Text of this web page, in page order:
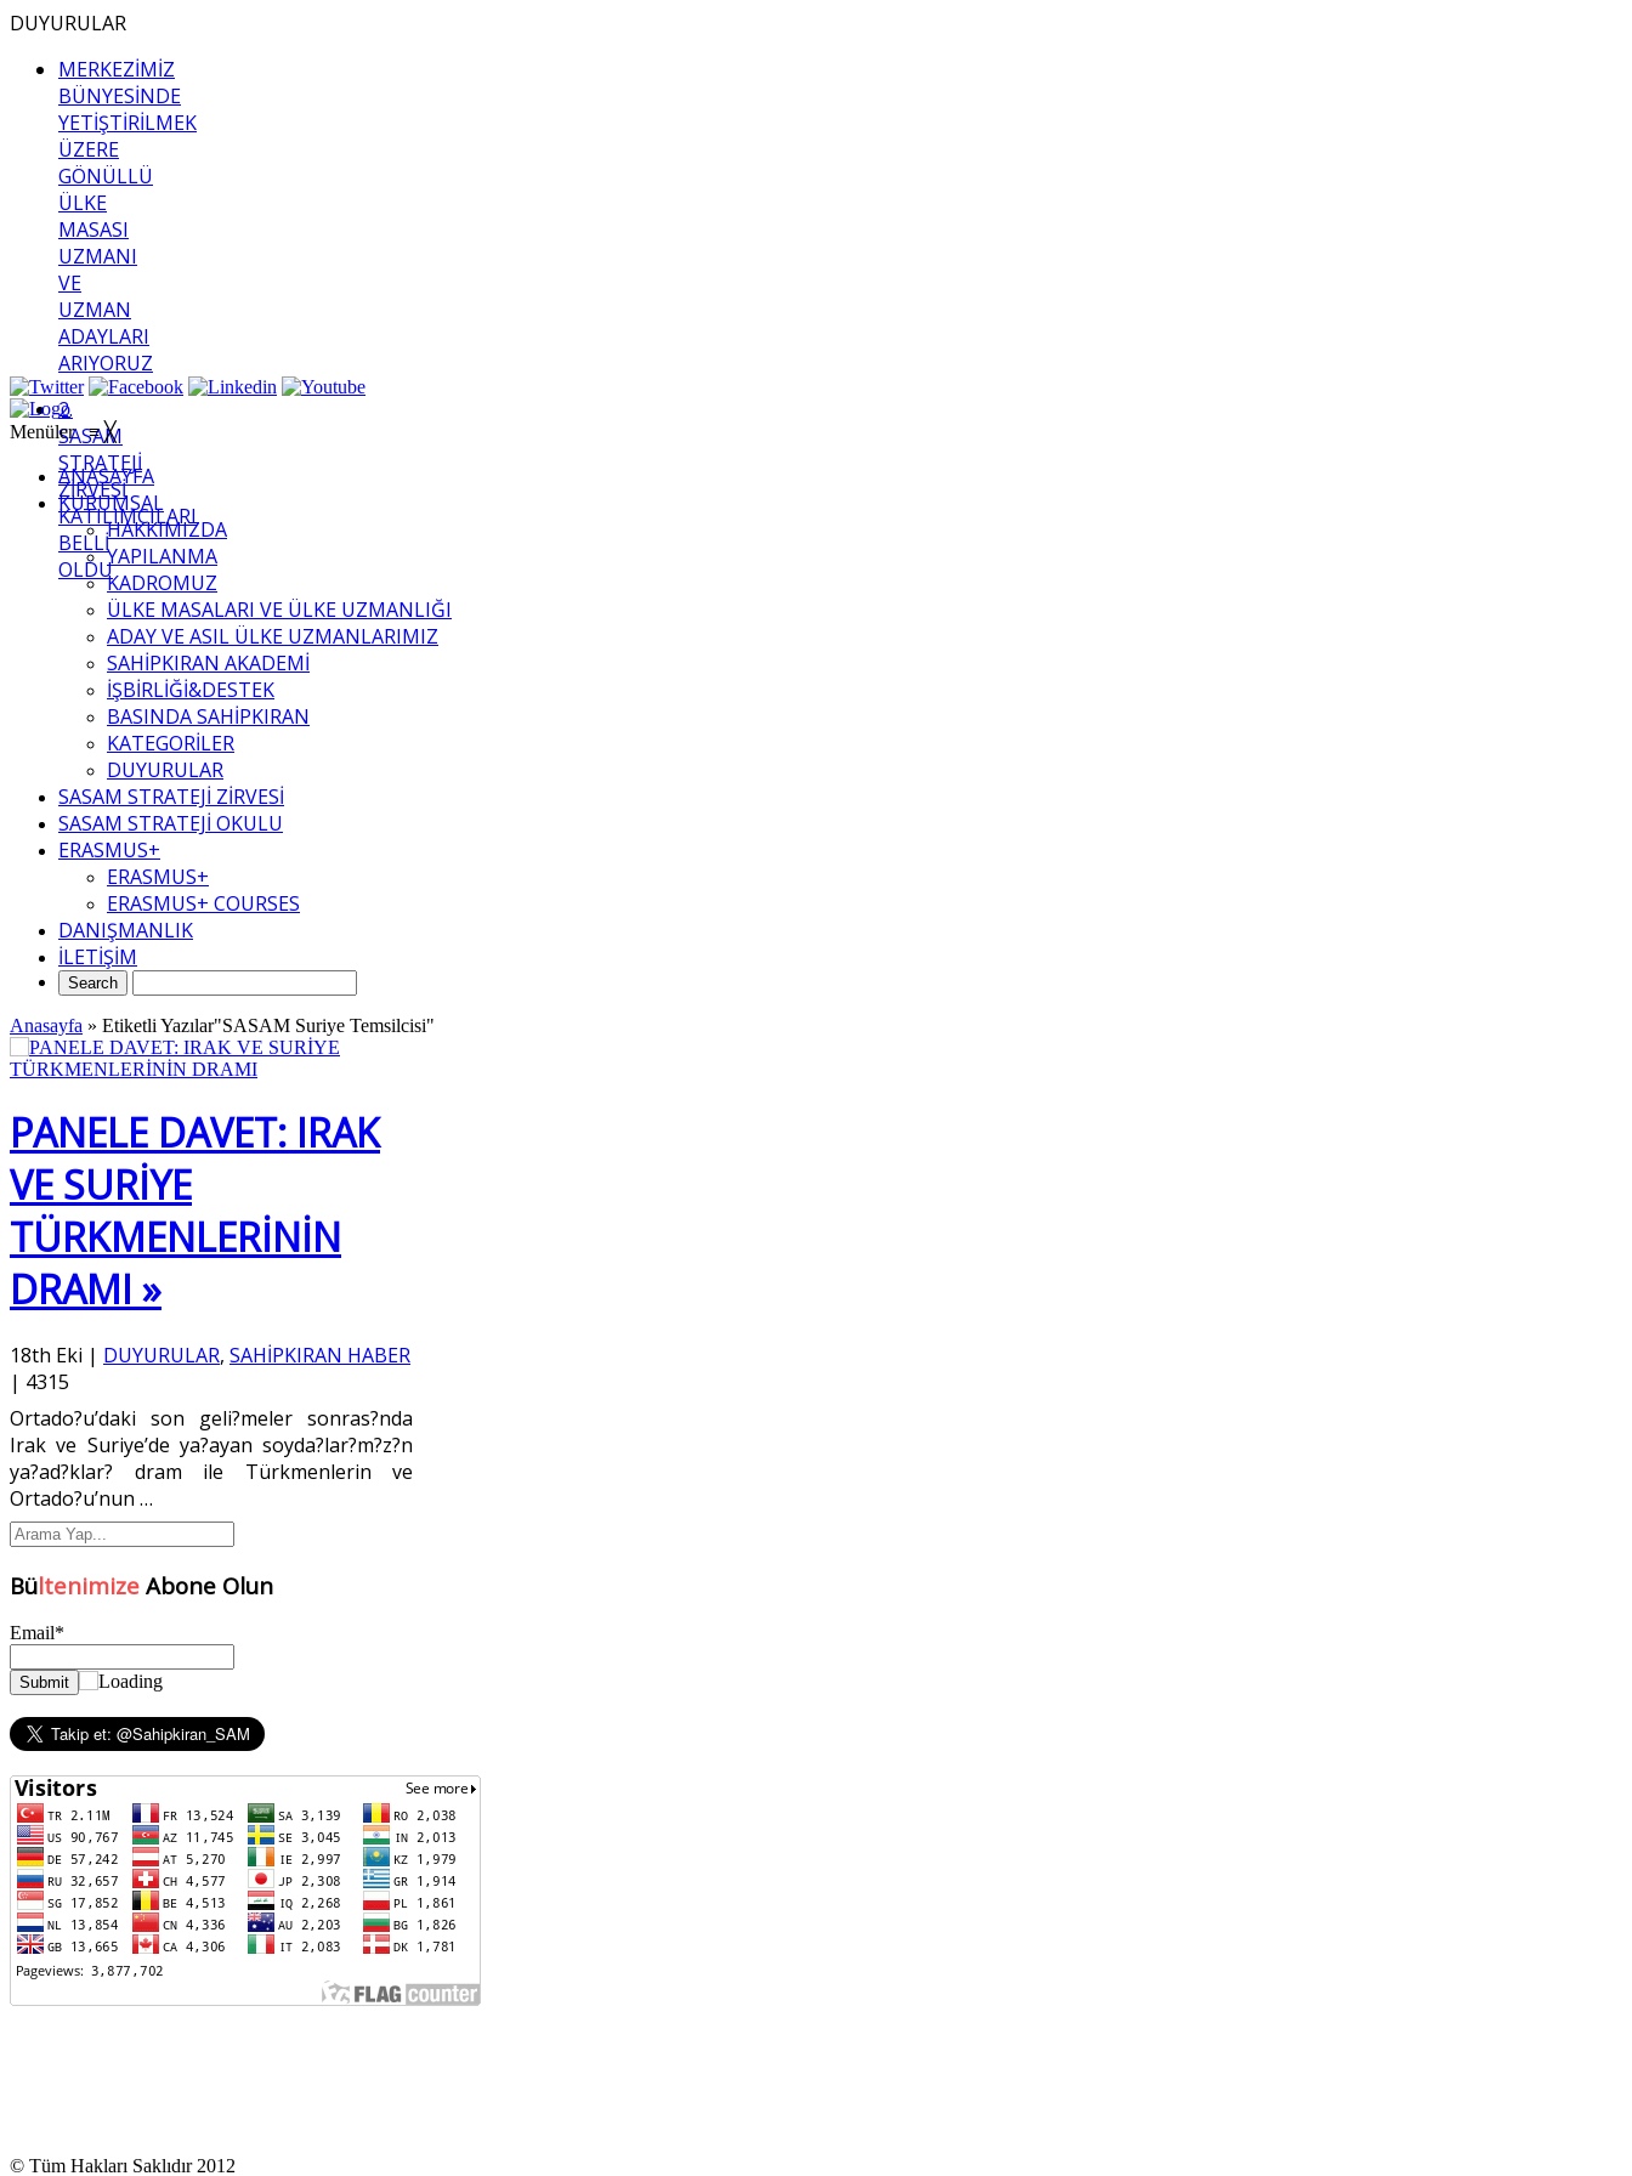
DUYURULAR
MERKEZİMİZ
BÜNYESİNDE
YETİŞTİRİLMEK
ÜZERE
GÖNÜLLÜ
ÜLKE
MASASI
UZMANI
VE
UZMAN
ADAYLARI
ARIYORUZ
2.
SASAM
STRATEJİ
ZİRVESİ
KATILIMCILARI
BELLİ
OLDU
Menüler≡ ╳
ANASAYFA
KURUMSAL
HAKKIMIZDA
YAPILANMA
KADROMUZ
ÜLKE MASALARI VE ÜLKE UZMANLIĞI
ADAY VE ASIL ÜLKE UZMANLARIMIZ
SAHİPKIRAN AKADEMİ
İŞBİRLİĞİ&DESTEK
BASINDA SAHİPKIRAN
KATEGORİLER
DUYURULAR
SASAM STRATEJİ ZİRVESİ
SASAM STRATEJİ OKULU
ERASMUS+
ERASMUS+
ERASMUS+ COURSES
DANIŞMANLIK
İLETİŞİM
Anasayfa » Etiketli Yazılar"SASAM Suriye Temsilcisi"
PANELE DAVET: IRAK
VE SURİYE
TÜRKMENLERİNİN
DRAMI »
18th Eki | DUYURULAR, SAHİPKIRAN HABER
| 4315
Ortado?u’daki son geli?meler sonras?nda
Irak ve Suriye’de ya?ayan soyda?lar?m?z?n
ya?ad?klar? dram ile Türkmenlerin ve
Ortado?u’nun …
Bültenimize Abone Olun
Email*
© Tüm Hakları Saklıdır 2012